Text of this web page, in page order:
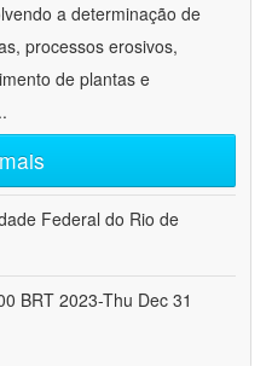
a determinação de
processos erosivos,
de plantas e
Federal do Rio de
BRT 2023-Thu Dec 31